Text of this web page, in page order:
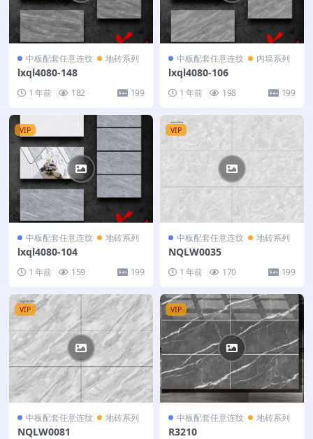
中板配套任意连纹 地砖系列
lxql4080-148
1 年前 182 199
中板配套任意连纹 内墙系列
lxql4080-106
1 年前 198 199
VIP
中板配套任意连纹 地砖系列
lxql4080-104
1 年前 159 199
VIP
中板配套任意连纹 地砖系列
NQLW0035
1 年前 170 199
VIP
中板配套任意连纹 地砖系列
NQLW0081
VIP
中板配套任意连纹 地砖系列
R3210